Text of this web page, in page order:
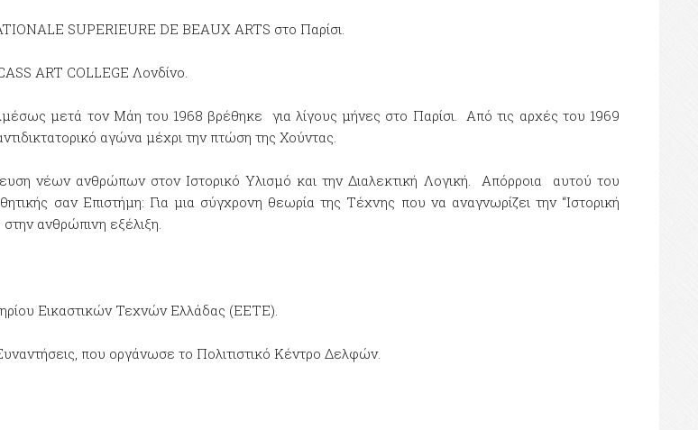
SUPERIEURE DE BEAUX ARTS στο Παρίσι.
ART COLLEGE Λονδίνο.
μετά τον Μάη του 1968 βρέθηκε για λίγους μήνες στο Παρίσι. Από τις αρχές του 1969
αγώνα μέχρι την πτώση της Χούντας.
νέων ανθρώπων στον Ιστορικό Υλισμό και την Διαλεκτική Λογική. Απόρροια αυτού του
σαν Επιστήμη: Για μια σύγχρονη θεωρία της Τέχνης που να αναγνωρίζει την “Ιστορική
ανθρώπινη εξέλιξη.
Εικαστικών Τεχνών Ελλάδας (ΕΕΤΕ).
που οργάνωσε το Πολιτιστικό Κέντρο Δελφών.